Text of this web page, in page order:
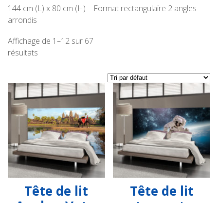
144 cm (L) x 80 cm (H) – Format rectangulaire 2 angles
arrondis
Affichage de 1–12 sur 67
résultats
Tête de lit
Tête de lit